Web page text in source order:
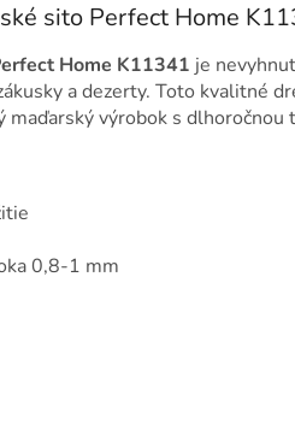
sito Perfect Home
Home K11341 je
a dezerty. Toto kvalitné
výrobok s dlhoročnou
0,8-1 mm